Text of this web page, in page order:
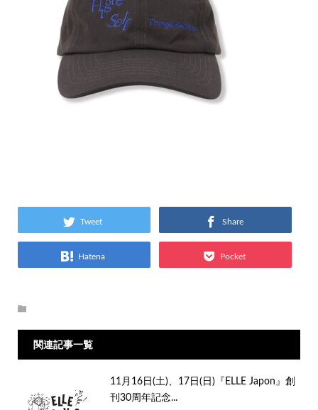
Tweet Share
Hatena Pocket
関連記事一覧
11月16日(土)、17日(日)『ELLE Japon』創
刊30周年記念...